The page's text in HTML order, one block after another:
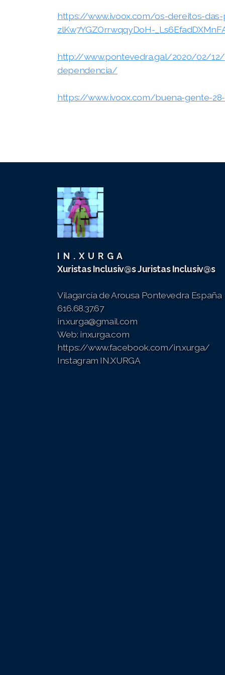
https://www.ivoox.com/os-dereitos-das-
zlKw7YGZOrrwqqyDoH-
http://www.pontevedra.gal/2020/02/
dependencia/
https://www.ivoox.com/buena-gente-28-
I N . X U R G A
Xuristas Inclusiv@sJuristas Inclusiv@s
Vilagarcía de Arousa Pontevedra España
616.68.37.67
in.xurga@gmail.com
Web: inxurga.com
https://www.facebook.com/in.xurga/
Instagram IN.XURGA
Campaña PONTE EN EL LUGAR DE UNA PERSONA
CON SORDERA
NA TRAMITACIÓN GRAOS DEPENDENCIA
Eventos 2019 2020